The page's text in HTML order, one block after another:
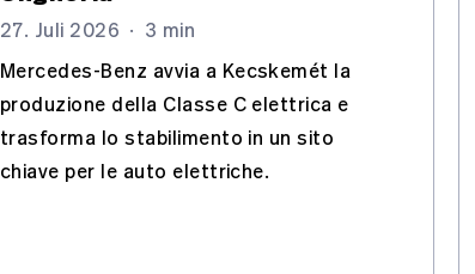
27. Juli 2026 · 3 min
Mercedes-Benz avvia a Kecskemét la
produzione della Classe C elettrica e
trasforma lo stabilimento in un sito
chiave per le auto elettriche.